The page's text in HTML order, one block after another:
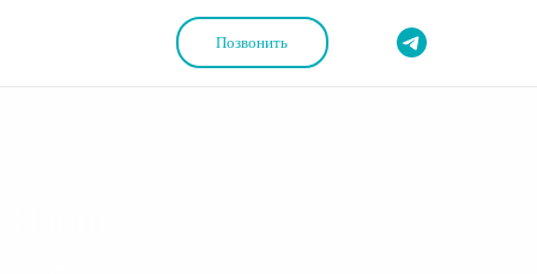
Позвонить